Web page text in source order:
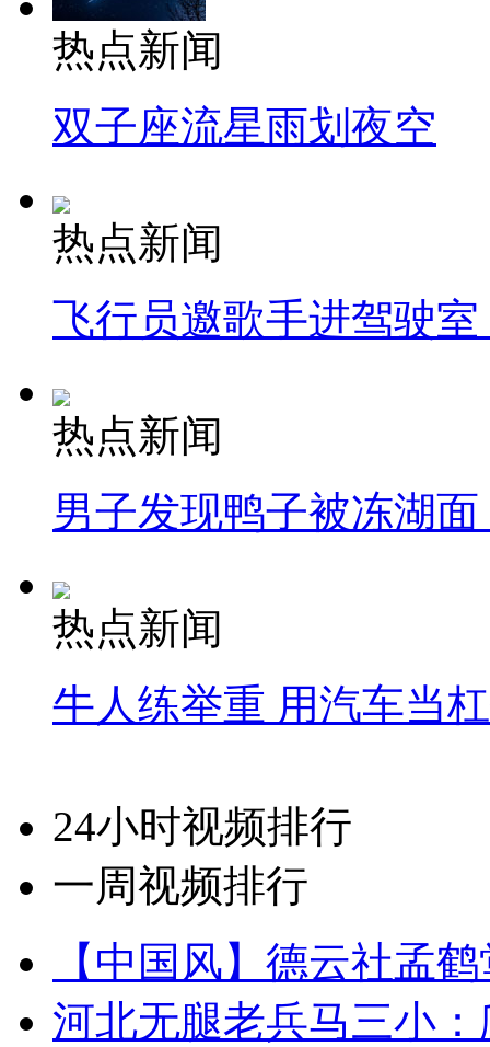
热点新闻
双子座流星雨划夜空
热点新闻
飞行员邀歌手进驾驶
热点新闻
男子发现鸭子被冻湖
热点新闻
牛人练举重 用汽车当
24小时视频排行
一周视频排行
【中国风】德云社孟
河北无腿老兵马三小